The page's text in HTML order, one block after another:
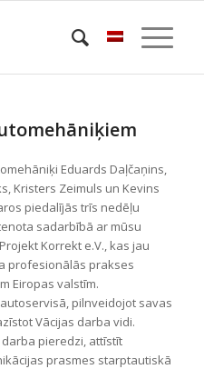
Eduards Daļčaņins,
Kristers Zeimuls un Kevins
piedalījās trīs nedēļu
sadarbībā ar mūsu
Korrekt e.V., kas jau
profesionālās prakses
Eiropas valstīm.
pilnveidojot savas
Vācijas darba vidi.
pieredzi, attīstīt
prasmes starptautiskā